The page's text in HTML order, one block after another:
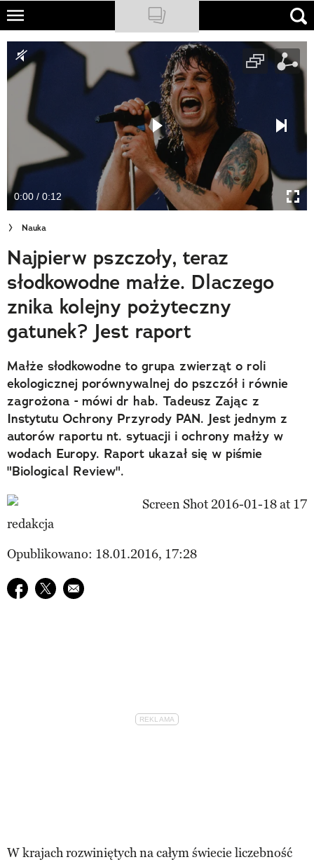
Skip
main
content
NATIONAL GEOGRAPHIC
TRAVELER
PODCASTY
Newsletter
Cuda Polski
Wielki Konkurs Fotograficzny
Trendbook Podróżniczy
Polecane
0:00 / 0:12
Nauka
Najpierw pszczoły, teraz
słodkowodne małże. Dlaczego
znika kolejny pożyteczny
gatunek? Jest raport
​Małże słodkowodne to grupa zwierząt o roli
ekologicznej porównywalnej do pszczół i równie
zagrożona - mówi dr hab. Tadeusz Zając z
Instytutu Ochrony Przyrody PAN. Jest jednym z
autorów raportu nt. sytuacji i ochrony małży w
wodach Europy. Raport ukazał się w piśmie
"Biological Review".
redakcja
Opublikowano: 18.01.2016, 17:28
Udostępnij na facebook
Udostępnij na twitter
E-mail do przyjaciela
W krajach rozwiniętych na całym świecie liczebność